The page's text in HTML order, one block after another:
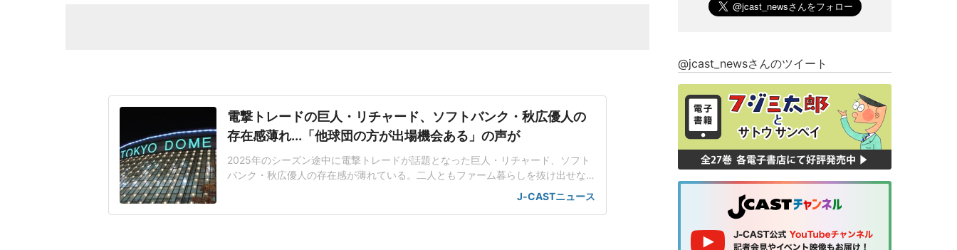
電撃トレードの巨人・リチャード、ソフトバンク・秋広優人の
存在感薄れ...「他球団の方が出場機会ある」の声が
2025年のシーズン途中に電撃トレードが話題となった巨人・リチャード、ソフト
バンク・秋広優人の存在感が薄れている。二人ともファーム暮らしを抜け出せな
いリチャードはソフトバンク在籍時にウエスタン・リーグで5年連続本塁打王に輝
いた長打力を評価され、秋広優人、大江竜聖と2対1のトレードで25年5月に巨人に
J-CASTニュース
@jcast_newsさんのツイート